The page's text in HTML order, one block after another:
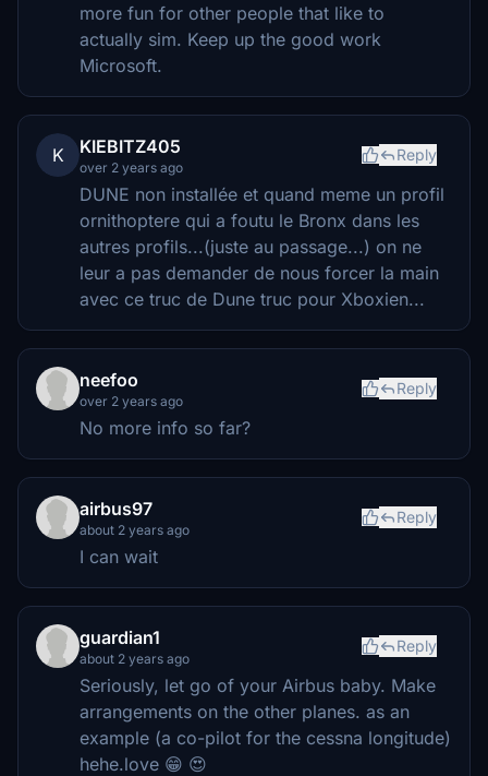
more fun for other people that like to
actually sim. Keep up the good work
Microsoft.
K KIEBITZ405
over 2 years ago
Reply
DUNE non installée et quand meme un profil
ornithoptere qui a foutu le Bronx dans les
autres profils...(juste au passage...) on ne
leur a pas demander de nous forcer la main
avec ce truc de Dune truc pour Xboxien...
neefoo
over 2 years ago
Reply
No more info so far?
airbus97
about 2 years ago
Reply
I can wait
guardian1
about 2 years ago
Reply
Seriously, let go of your Airbus baby. Make
arrangements on the other planes. as an
example (a co-pilot for the cessna longitude)
hehe.love 😁 😍